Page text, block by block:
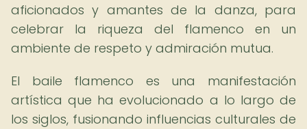
aficionados y amantes de la danza, para
celebrar la riqueza del flamenco en un
ambiente de respeto y admiración mutua.
El baile flamenco es una manifestación
artística que ha evolucionado a lo largo de
los siglos, fusionando influencias culturales de